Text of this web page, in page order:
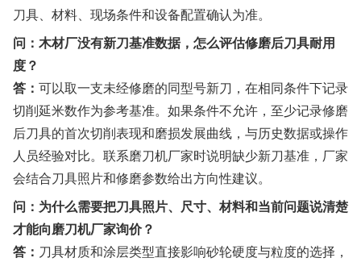
刀具、材料、现场条件和设备配置确认为准。
问：木材厂没有新刀基准数据，怎么评估修磨后刀具耐用
度？
答： 可以取一支未经修磨的同型号新刀，在相同条件下记录
切削延米数作为参考基准。如果条件不允许，至少记录修磨
后刀具的首次切削表现和磨损发展曲线，与历史数据或操作
人员经验对比。联系磨刀机厂家时说明缺少新刀基准，厂家
会结合刀具照片和修磨参数给出方向性建议。
问：为什么需要把刀具照片、尺寸、材料和当前问题说清楚
才能向磨刀机厂家询价？
答： 刀具材质和涂层类型直接影响砂轮硬度与粒度的选择，